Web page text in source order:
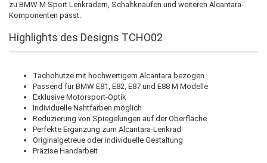
zu BMW M Sport Lenkrädern, Schaltknäufen und weiteren Alcantara-
Komponenten passt.
Highlights des Designs TCHO02
Tachohutze mit hochwertigem Alcantara bezogen
Passend für BMW E81, E82, E87 und E88 M Modelle
Exklusive Motorsport-Optik
Individuelle Nahtfarben möglich
Reduzierung von Spiegelungen auf der Oberfläche
Perfekte Ergänzung zum Alcantara-Lenkrad
Originalgetreue oder individuelle Gestaltung
Präzise Handarbeit